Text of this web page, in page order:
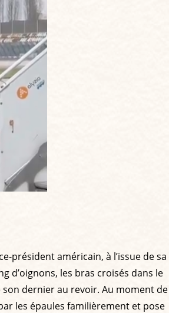
président américain, à l’issue de sa
d’oignons, les bras croisés dans le
son dernier au revoir. Au moment de
les épaules familièrement et pose